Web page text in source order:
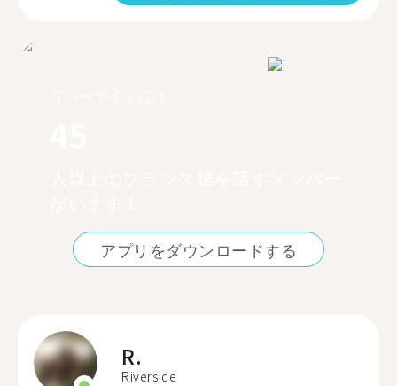
アプリをダウンロードする
R.
Riverside